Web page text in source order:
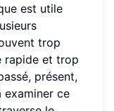
est utile
trop
rapide et trop
présent,
examiner ce